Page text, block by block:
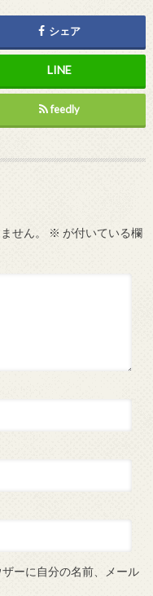
シェア
feedly
せん。 ※ が付いている欄
ーに自分の名前、メール